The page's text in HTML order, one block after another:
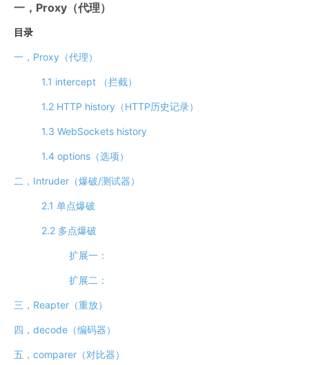
一，Proxy（代理）
目录
一，Proxy（代理）
1.1 intercept （拦截）
1.2 HTTP history（HTTP历史记录）
1.3 WebSockets history
1.4 options（选项）
二，Intruder（爆破/测试器）
2.1 单点爆破
2.2 多点爆破
扩展一：
扩展二：
三，Reapter（重放）
四，decode（编码器）
五，comparer（对比器）